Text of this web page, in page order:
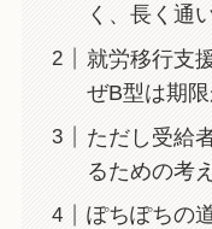
く、長く通
就労移行支
ぜB型は期
ただし受給
るための考
ぽちぽちの